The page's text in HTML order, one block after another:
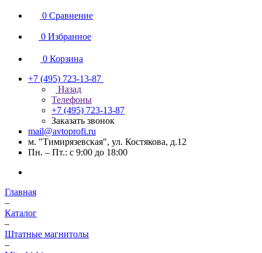
0 Сравнение
0 Избранное
0 Корзина
+7 (495) 723-13-87
Назад
Телефоны
+7 (495) 723-13-87
Заказать звонок
mail@avtoprofi.ru
м. "Тимирязевская", ул. Костякова, д.12
Пн. – Пт.: с 9:00 до 18:00
Главная
–
Каталог
–
Штатные магнитолы
–